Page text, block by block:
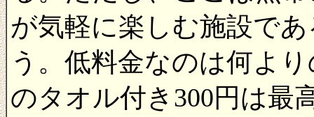
が気軽に楽しむ施設で
う。低料金なのは何よ
のタオル付き300円は